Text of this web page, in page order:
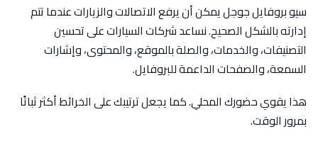
سيو بروفايل جوجل يمكن أن يرفع الاتصالات والزيارات عندما تتم
إدارته بالشكل الصحيح. نساعد شركات السيارات على تحسين
التصنيفات، والخدمات، والصلة بالموقع، والمحتوى، وإشارات
السمعة، والصفحات الداعمة للبروفايل.
هذا يقوي حضورك المحلي. كما يجعل ترتيبك على الخرائط أكثر ثباتًا
بمرور الوقت.